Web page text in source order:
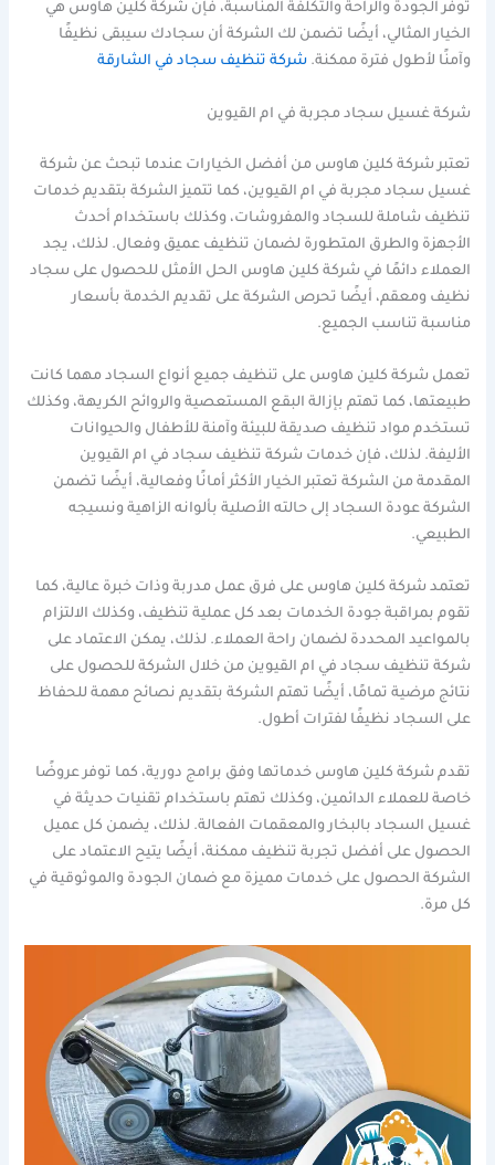
توفر الجودة والراحة والتكلفة المناسبة، فإن شركة كلين هاوس هي
الخيار المثالي، أيضًا تضمن لك الشركة أن سجادك سيبقى نظيفًا
وآمنًا لأطول فترة ممكنة.شركة تنظيف سجاد في الشارقة
شركة غسيل سجاد مجربة في ام القيوين
تعتبر شركة كلين هاوس من أفضل الخيارات عندما تبحث عن شركة
غسيل سجاد مجربة في ام القيوين، كما تتميز الشركة بتقديم خدمات
تنظيف شاملة للسجاد والمفروشات، وكذلك باستخدام أحدث
الأجهزة والطرق المتطورة لضمان تنظيف عميق وفعال. لذلك، يجد
العملاء دائمًا في شركة كلين هاوس الحل الأمثل للحصول على سجاد
نظيف ومعقم، أيضًا تحرص الشركة على تقديم الخدمة بأسعار
مناسبة تناسب الجميع.
تعمل شركة كلين هاوس على تنظيف جميع أنواع السجاد مهما كانت
طبيعتها، كما تهتم بإزالة البقع المستعصية والروائح الكريهة، وكذلك
تستخدم مواد تنظيف صديقة للبيئة وآمنة للأطفال والحيوانات
الأليفة. لذلك، فإن خدمات شركة تنظيف سجاد في ام القيوين
المقدمة من الشركة تعتبر الخيار الأكثر أمانًا وفعالية، أيضًا تضمن
الشركة عودة السجاد إلى حالته الأصلية بألوانه الزاهية ونسيجه
الطبيعي.
تعتمد شركة كلين هاوس على فرق عمل مدربة وذات خبرة عالية، كما
تقوم بمراقبة جودة الخدمات بعد كل عملية تنظيف، وكذلك الالتزام
بالمواعيد المحددة لضمان راحة العملاء. لذلك، يمكن الاعتماد على
شركة تنظيف سجاد في ام القيوين من خلال الشركة للحصول على
نتائج مرضية تمامًا، أيضًا تهتم الشركة بتقديم نصائح مهمة للحفاظ
على السجاد نظيفًا لفترات أطول.
تقدم شركة كلين هاوس خدماتها وفق برامج دورية، كما توفر عروضًا
خاصة للعملاء الدائمين، وكذلك تهتم باستخدام تقنيات حديثة في
غسيل السجاد بالبخار والمعقمات الفعالة. لذلك، يضمن كل عميل
الحصول على أفضل تجربة تنظيف ممكنة، أيضًا يتيح الاعتماد على
الشركة الحصول على خدمات مميزة مع ضمان الجودة والموثوقية في
كل مرة.